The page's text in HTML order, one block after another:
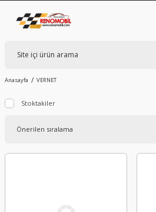
Anasayfa VERNET
Stoktakiler